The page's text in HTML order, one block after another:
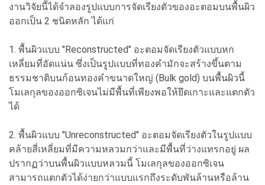
งานวิจัยนี้ได้จำลองรูปแบบการจัดเรียงตัวของอะตอมบนพื้นผิว
ออกเป็น 2 ชนิดหลัก ได้แก่
1. พื้นผิวแบบ "Reconstructed" อะตอมจัดเรียงตัวแบบหก
เหลี่ยมที่อัดแน่น ซึ่งเป็นรูปแบบที่ทองคำมักจะสร้างขึ้นตาม
ธรรมชาติบนก้อนทองคำขนาดใหญ่ (Bulk gold) บนพื้นผิวนี้
โมเลกุลของออกซิเจนไม่มีพื้นที่เพียงพอให้ยึดเกาะและแตกตัว
ได้
2. พื้นผิวแบบ "Unreconstructed" อะตอมจัดเรียงตัวในรูปแบบ
คล้ายสี่เหลี่ยมที่มีความหลวมกว่าและมีพื้นที่ว่างแทรกอยู่ ผล
ปรากฏว่าบนพื้นผิวแบบหลวมนี้ โมเลกุลของออกซิเจน
สามารถแตกตัวได้ง่ายกว่าแบบแรกถึงระดับพันล้านหรือล้าน